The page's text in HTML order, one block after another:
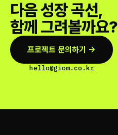
다음 성장 곡선,
함께 그려볼까요?
프로젝트 문의하기 →
hello@giom.co.kr